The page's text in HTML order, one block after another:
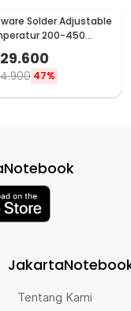
Solder Adjustable
200-450
Celcius 220V 60W -
B
29.600
47%
Tentang Kami